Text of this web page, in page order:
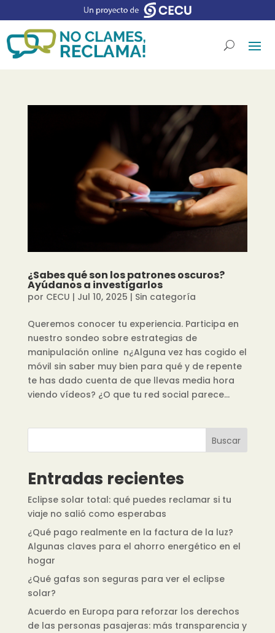
¿Sabes qué son los patrones oscuros?
Ayúdanos a investigarlos
por CECU | Jul 10, 2025 | Sin categoría
Queremos conocer tu experiencia. Participa en
nuestro sondeo sobre estrategias de
manipulación online n¿Alguna vez has cogido el
móvil sin saber muy bien para qué y de repente
te has dado cuenta de que llevas media hora
viendo vídeos? ¿O que tu red social parece...
Buscar
Entradas recientes
Eclipse solar total: qué puedes reclamar si tu
viaje no salió como esperabas
¿Qué pago realmente en la factura de la luz?
Algunas claves para el ahorro energético en el
hogar
¿Qué gafas son seguras para ver el eclipse
solar?
Acuerdo en Europa para reforzar los derechos
de las personas pasajeras: más transparencia y